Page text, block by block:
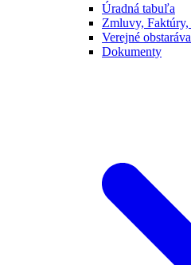
Úradná tabuľa
Zmluvy,
Verejné
Dokumenty